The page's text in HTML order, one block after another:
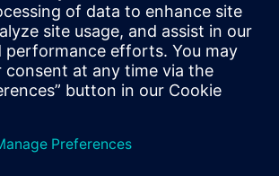
agilne, pouzdane i suradničke
proizvodnje, ubrzavajući digitalnu
lanca opskrbe.